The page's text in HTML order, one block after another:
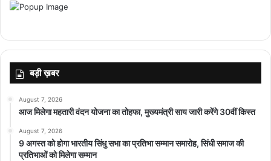
बड़ी ख़बर
August 7, 2026
आज मिलेगा महतारी वंदन योजना का तोहफा, मुख्यमंत्री साय जारी करेंगे 30वीं किस्त
August 7, 2026
9 अगस्त को होगा भारतीय सिंधु सभा का प्रतिभा सम्मान समारोह, सिंधी समाज की
प्रतिभाओं को मिलेगा सम्मान